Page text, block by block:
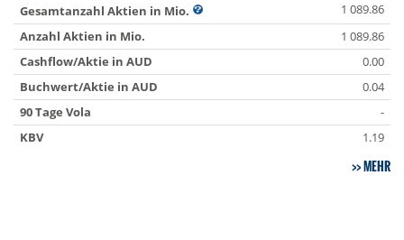
Gesamtanzahl Aktien in Mio.
1 089.86
Anzahl Aktien in Mio.
1 089.86
Cashflow/Aktie in AUD
0.00
Buchwert/Aktie in AUD
0.04
90 Tage Vola
-
KBV
1.19
MEHR